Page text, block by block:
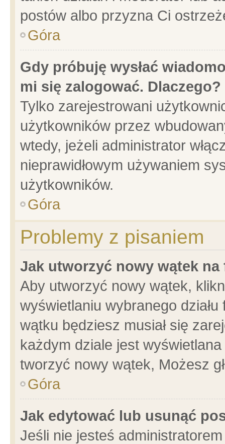
postów albo przyzna Ci
Góra
Gdy próbuję wysłać
mi się zalogować. Dlaczego?
Tylko zarejestrowani
użytkowników przez
wtedy, jeżeli administrator
nieprawidłowym używaniem
użytkowników.
Góra
Problemy z pisaniem
Jak utworzyć nowy wątek na
Aby utworzyć nowy wątek,
wyświetlaniu wybranego
wątku będziesz musiał się
każdym dziale jest
tworzyć nowy wątek, Możesz
Góra
Jak edytować lub usunąć
Jeśli nie jesteś